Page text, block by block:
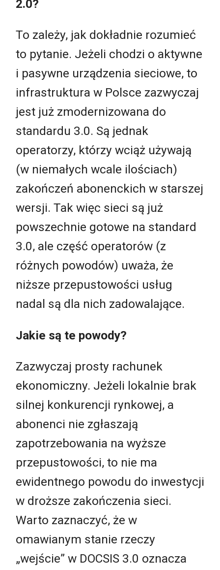
2.0?
To zależy, jak dokładnie rozumieć
to pytanie. Jeżeli chodzi o aktywne
i pasywne urządzenia sieciowe, to
infrastruktura w Polsce zazwyczaj
jest już zmodernizowana do
standardu 3.0. Są jednak
operatorzy, którzy wciąż używają
(w niemałych wcale ilościach)
zakończeń abonenckich w starszej
wersji. Tak więc sieci są już
powszechnie gotowe na standard
3.0, ale część operatorów (z
różnych powodów) uważa, że
niższe przepustowości usług
nadal są dla nich zadowalające.
Jakie są te powody?
Zazwyczaj prosty rachunek
ekonomiczny. Jeżeli lokalnie brak
silnej konkurencji rynkowej, a
abonenci nie zgłaszają
zapotrzebowania na wyższe
przepustowości, to nie ma
ewidentnego powodu do inwestycji
w droższe zakończenia sieci.
Warto zaznaczyć, że w
omawianym stanie rzeczy
„wejście” w DOCSIS 3.0 oznacza